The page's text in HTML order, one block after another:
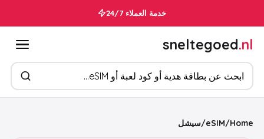
خدمة العملاء 24/7
sneltegoed.nl
ابحث عن المنتجات
Home
/
eSIM
/سيشل